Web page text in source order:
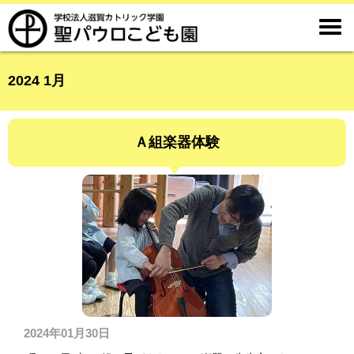

2024 1月
Ａ組楽器体験
2024年01月30日